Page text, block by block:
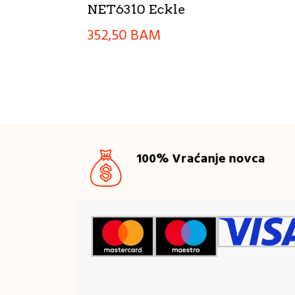
NET6310 Eckle
352,50BAM
100% Vraćanje novca